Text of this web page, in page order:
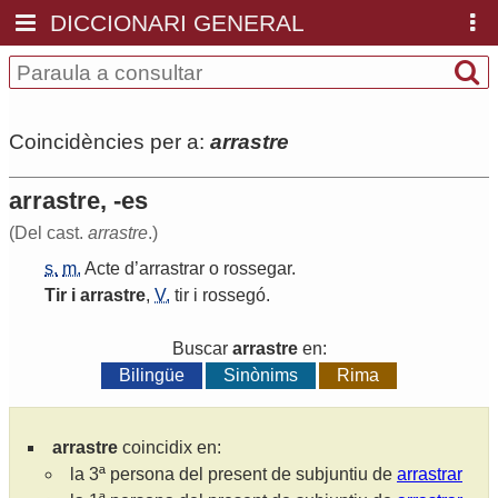
DICCIONARI GENERAL
Coincidències per a: arrastre
arrastre, -es
(Del cast. arrastre.)
s. m. Acte d’arrastrar o rossegar.
Tir i arrastre, V. tir i rossegó.
Buscar arrastreen:
Bilingüe
Sinònims Rima
arrastre coincidix en:
la 3ª persona del present de subjuntiu de arrastrar